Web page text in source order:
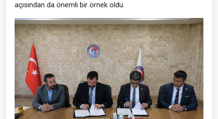
açısından da önemli bir örnek oldu.